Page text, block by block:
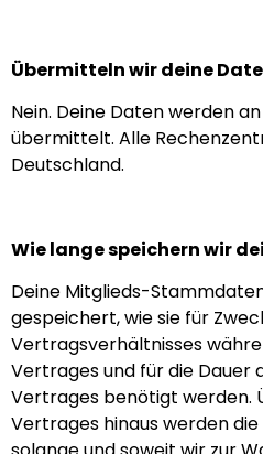
Übermitteln wir deine
Nein. Deine Daten werden
übermittelt. Alle
Deutschland.
Wie lange speichern wir
Deine Mitglieds-
gespeichert, wie sie für
Vertragsverhältnisses
Vertrages und für die Dauer
Vertrages benötigt werden.
Vertrages hinaus werden